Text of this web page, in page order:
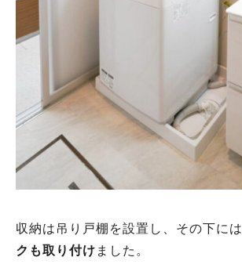
収納は吊り戸棚を設置し、その下には
クも取り付け ました。